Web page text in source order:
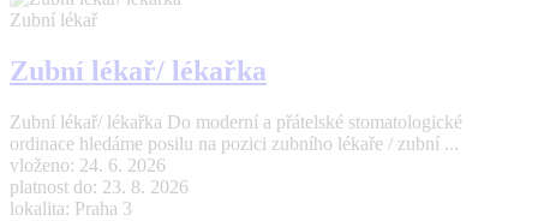
Zubní lékař
Zubní lékař/ lékařka
Zubní lékař/ lékařka Do moderní a přátelské stomatologické
ordinace hledáme posilu na pozici zubního lékaře / zubní ...
vloženo: 24. 6. 2026
platnost do: 23. 8. 2026
lokalita: Praha 3